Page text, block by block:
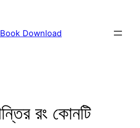
Download
রং কোনটি